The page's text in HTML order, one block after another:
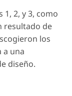
1, 2, y 3, como
resultado de
los
a una
diseño.